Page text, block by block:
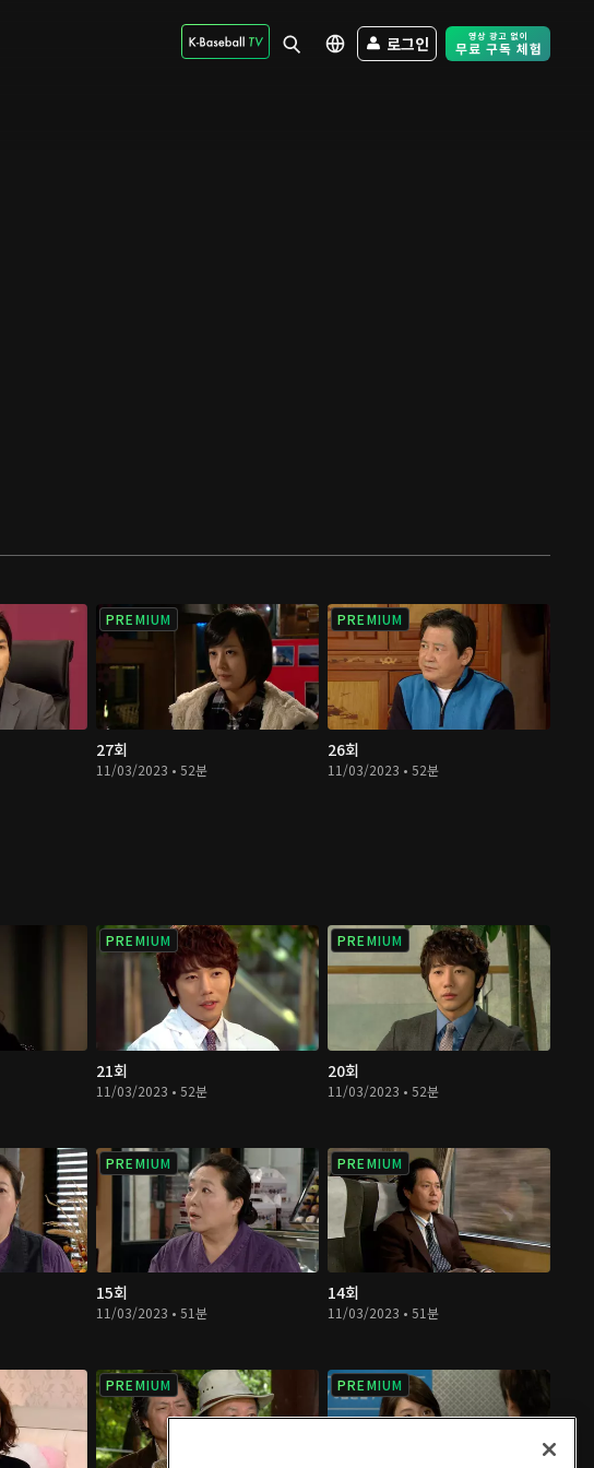
로그인 Free Trial -
PREMIUM
27회
11/03/2023 • 52분
PREMIUM
26회
11/03/2023 • 52분
PREMIUM
21회
11/03/2023 • 52분
PREMIUM
20회
11/03/2023 • 52분
PREMIUM
15회
11/03/2023 • 51분
PREMIUM
14회
11/03/2023 • 51분
PREMIUM PREMIUM